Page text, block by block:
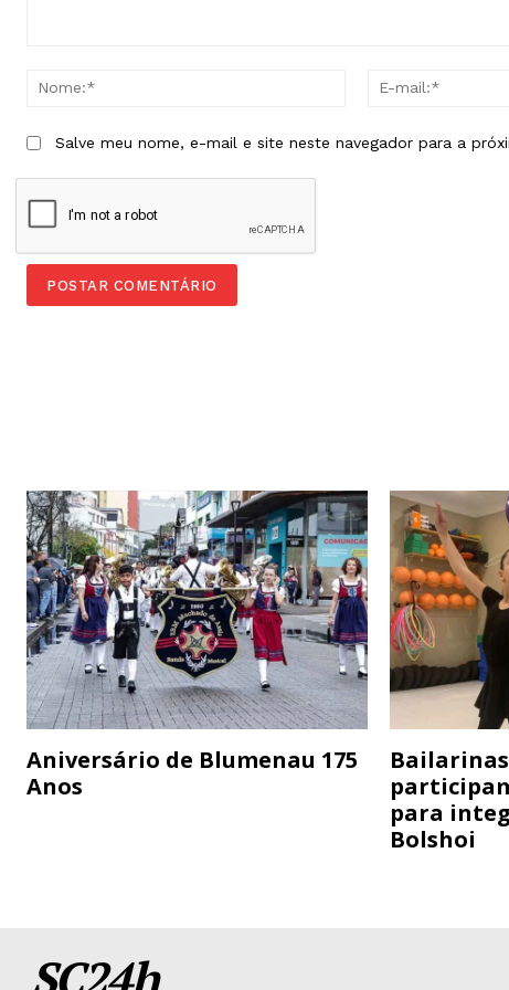
Nome:*
Salve meu nome, e-mail e site neste navegador para a
Aniversário de Blumenau 175
Anos
para
Bolshoi